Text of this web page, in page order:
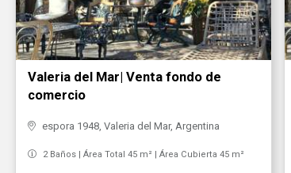
Valeria del Mar| Venta fondo de
comercio
espora 1948, Valeria del Mar, Argentina
2 Baños | Área Total 45 m² | Área Cubierta 45 m²